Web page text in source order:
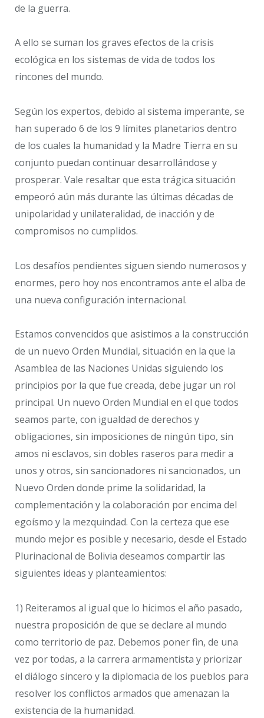
de la guerra.
A ello se suman los graves efectos de la crisis
ecológica en los sistemas de vida de todos los
rincones del mundo.
Según los expertos, debido al sistema imperante, se
han superado 6 de los 9 límites planetarios dentro
de los cuales la humanidad y la Madre Tierra en su
conjunto puedan continuar desarrollándose y
prosperar. Vale resaltar que esta trágica situación
empeoró aún más durante las últimas décadas de
unipolaridad y unilateralidad, de inacción y de
compromisos no cumplidos.
Los desafíos pendientes siguen siendo numerosos y
enormes, pero hoy nos encontramos ante el alba de
una nueva configuración internacional.
Estamos convencidos que asistimos a la construcción
de un nuevo Orden Mundial, situación en la que la
Asamblea de las Naciones Unidas siguiendo los
principios por la que fue creada, debe jugar un rol
principal. Un nuevo Orden Mundial en el que todos
seamos parte, con igualdad de derechos y
obligaciones, sin imposiciones de ningún tipo, sin
amos ni esclavos, sin dobles raseros para medir a
unos y otros, sin sancionadores ni sancionados, un
Nuevo Orden donde prime la solidaridad, la
complementación y la colaboración por encima del
egoísmo y la mezquindad. Con la certeza que ese
mundo mejor es posible y necesario, desde el Estado
Plurinacional de Bolivia deseamos compartir las
siguientes ideas y planteamientos:
1) Reiteramos al igual que lo hicimos el año pasado,
nuestra proposición de que se declare al mundo
como territorio de paz. Debemos poner fin, de una
vez por todas, a la carrera armamentista y priorizar
el diálogo sincero y la diplomacia de los pueblos para
resolver los conflictos armados que amenazan la
existencia de la humanidad.